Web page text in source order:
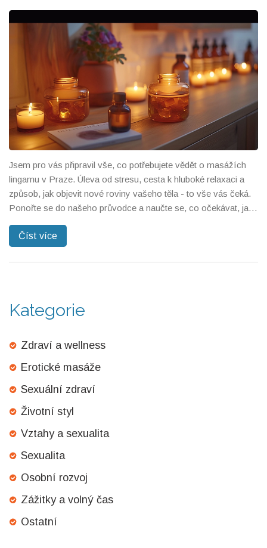
Jsem pro vás připravil vše, co potřebujete vědět o masážích
lingamu v Praze. Úleva od stresu, cesta k hluboké relaxaci a
způsob, jak objevit nové roviny vašeho těla - to vše vás čeká.
Ponořte se do našeho průvodce a naučte se, co očekávat, jak
čas odložit všechny předsudky a vydat se na toto jedinečné
cestě.
Číst více
Kategorie
Zdraví a wellness
Erotické masáže
Sexuální zdraví
Životní styl
Vztahy a sexualita
Sexualita
Osobní rozvoj
Zážitky a volný čas
Ostatní